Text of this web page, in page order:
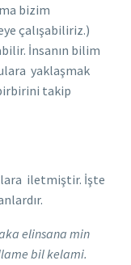
bizim
çalışabiliriz.)
İnsanın bilim
yaklaşmak
takip
iletmiştir. İşte
elinsana min
bil kelami.